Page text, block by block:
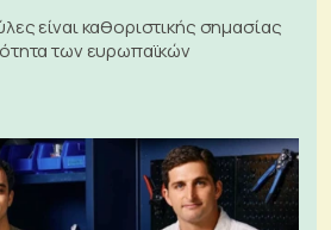
είναι καθοριστικής σημασίας
των ευρωπαϊκών